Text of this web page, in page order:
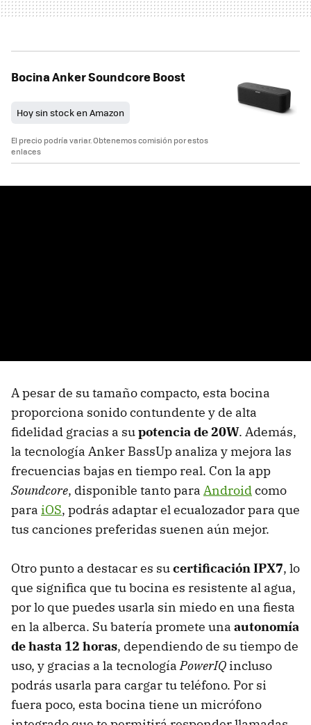
Bocina Anker Soundcore Boost
Hoy sin stock en Amazon
El precio podría variar. Obtenemos comisión por estos
enlaces
A pesar de su tamaño compacto, esta bocina
proporciona sonido contundente y de alta
fidelidad gracias a supotencia de 20W. Además,
la tecnología Anker BassUp analiza y mejora las
frecuencias bajas en tiempo real. Con la app
Soundcore, disponible tanto para Androidcomo
para iOS, podrás adaptar el ecualozador para que
tus canciones preferidas suenen aún mejor.
Otro punto a destacar es sucertificación IPX7, lo
que significa que tu bocina es resistente al agua,
por lo que puedes usarla sin miedo en una fiesta
en la alberca. Su batería promete una autonomía
de hasta 12 horas, dependiendo de su tiempo de
uso, y gracias a la tecnologíaPowerIQ incluso
podrás usarla para cargar tu teléfono. Por si
fuera poco, esta bocina tiene un micrófono